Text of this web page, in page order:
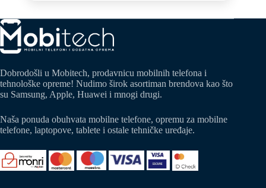
Dobrodošli u Mobitech, prodavnicu mobilnih telefona i
tehnološke opreme! Nudimo širok asortiman brendova kao što
su Samsung, Apple, Huawei i mnogi drugi.
Naša ponuda obuhvata mobilne telefone, opremu za mobilne
telefone, laptopove, tablete i ostale tehničke uređaje.